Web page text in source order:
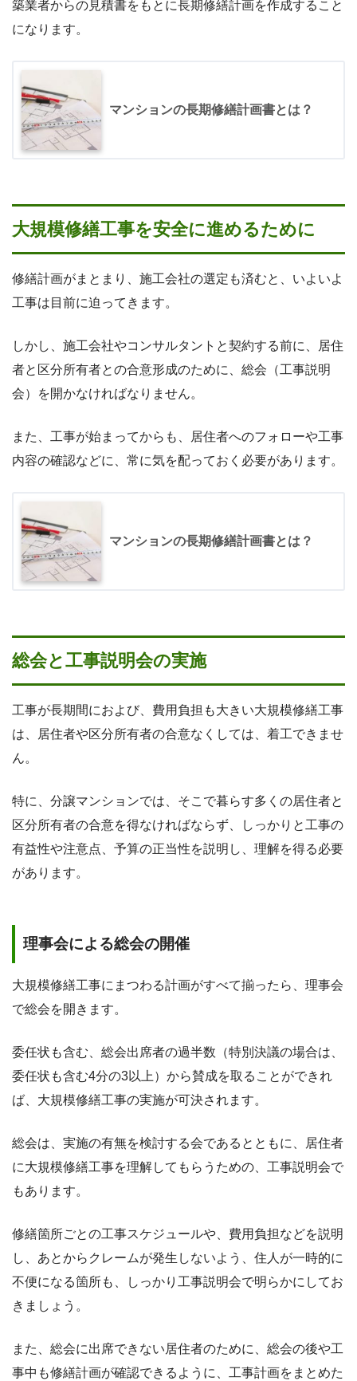
築業者からの見積書をもとに長期修繕計画を作成すること
になります。
マンションの長期修繕計画書とは？
大規模修繕工事を安全に進めるために
修繕計画がまとまり、施工会社の選定も済むと、いよいよ
工事は目前に迫ってきます。
しかし、施工会社やコンサルタントと契約する前に、居住
者と区分所有者との合意形成のために、総会（工事説明
会）を開かなければなりません。
また、工事が始まってからも、居住者へのフォローや工事
内容の確認などに、常に気を配っておく必要があります。
マンションの長期修繕計画書とは？
総会と工事説明会の実施
工事が長期間におよび、費用負担も大きい大規模修繕工事
は、居住者や区分所有者の合意なくしては、着工できませ
ん。
特に、分譲マンションでは、そこで暮らす多くの居住者と
区分所有者の合意を得なければならず、しっかりと工事の
有益性や注意点、予算の正当性を説明し、理解を得る必要
があります。
理事会による総会の開催
大規模修繕工事にまつわる計画がすべて揃ったら、理事会
で総会を開きます。
委任状も含む、総会出席者の過半数（特別決議の場合は、
委任状も含む4分の3以上）から賛成を取ることができれ
ば、大規模修繕工事の実施が可決されます。
総会は、実施の有無を検討する会であるとともに、居住者
に大規模修繕工事を理解してもらうための、工事説明会で
もあります。
修繕箇所ごとの工事スケジュールや、費用負担などを説明
し、あとからクレームが発生しないよう、住人が一時的に
不便になる箇所も、しっかり工事説明会で明らかにしてお
きましょう。
また、総会に出席できない居住者のために、総会の後や工
事中も修繕計画が確認できるように、工事計画をまとめた